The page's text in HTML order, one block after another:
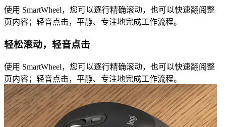
使用 SmartWheel，您可以逐行精确滚动，也可以快速翻阅整
页内容；轻音点击，平静、专注地完成工作流程。
轻松滚动，轻音点击
使用 SmartWheel，您可以逐行精确滚动，也可以快速翻阅整
页内容；轻音点击，平静、专注地完成工作流程。